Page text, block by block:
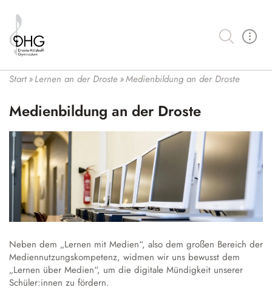
Suche
Schulgemeinschaft
Kollegium
Schulleitung und ESL
Schulbüro und Verwaltung
Schulsozialarbeit
Eltern
Förderverein
Unser Haus
Hausmeister
Schulgeschichte
Unser Bildungsbegriff
Schulprofil
Fächer
Hybridunterricht
Medienbildung an der Droste
Demokratiebildung
Klimabewusstsein
Begabungsförderung
Sprachbildung
Wahlmöglichkeiten
Profilklasse Musik
Profilklasse Französisch
Wahlpflichtfächer
Bilingualer Unterricht
Leistungs- und Seminarkurse
Arbeitsgemeinschaften
Austausch und Fahrten
Organisation
Lernen
Mittelstufe
Oberstufe
Berufliche Orientierung (BO)
Schulbücher
Auslandsaufenthalt
Instrumentenausleihe
Kontakt
Kalender der Droste
Unsere Neuigkeiten
Vertretungsplan
Lernplattform
Start»Lernen an der Droste»Medienbildung an der Droste
Medienbildung an der Droste
Neben dem „Lernen mit Medien“, also dem großen Bereich der
Mediennutzungskompetenz, widmen wir uns bewusst dem
„Lernen über Medien“, um die digitale Mündigkeit unserer
Schüler:innen zu fördern.